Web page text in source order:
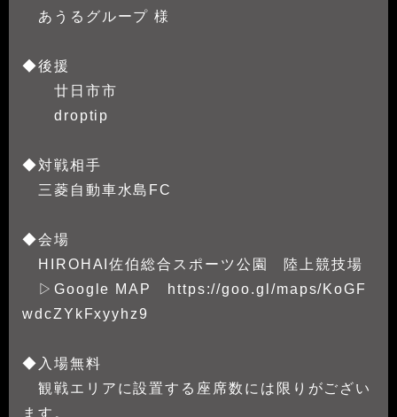
あうるグループ 様
◆後援
廿日市市
droptip
◆対戦相手
三菱自動車水島FC
◆会場
HIROHAI佐伯総合スポーツ公園 陸上競技場
▷Google MAP
https://goo.gl/maps/KoGF
wdcZYkFxyyhz9
◆入場無料
観戦エリアに設置する座席数には限りがござい
ます。